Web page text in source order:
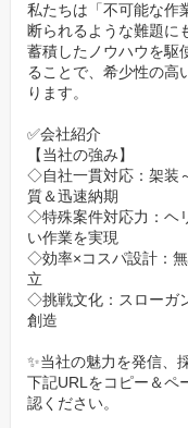
即戦力として迎える経
OJTや体系的な研修プ
資格取得にかかる講習
度な技術習得と市場価
80年以上の信頼と実
1938年創業以来、年間
盤。
大手トラックメーカー
との信頼関係が、新た
長年培ってきたノウハ
私たちは「不可能な作
断られるような難題に
蓄積したノウハウを駆
ることで、希少性の高
ります。
✅会社紹介
【当社の強み】
◇自社一貫対応：架装
質＆迅速納期
◇特殊案件対応力：ヘ
い作業を実現
◇効率×コスパ設計：
立
◇挑戦文化：スローガ
創造
✨当社の魅力を発信、
下記URLをコピー＆ペ
認ください。